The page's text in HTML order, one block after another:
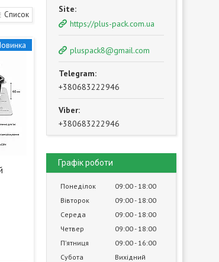
Список
https://plus-pack.com.ua
pluspack8@gmail.com
+380683222946
+380683222946
Графік роботи
Понеділок 09:00 18:00
Вівторок
09:00 18:00
Середа
09:00 18:00
Четвер
09:00 18:00
Пʼятниця
09:00 16:00
Субота
Вихідний